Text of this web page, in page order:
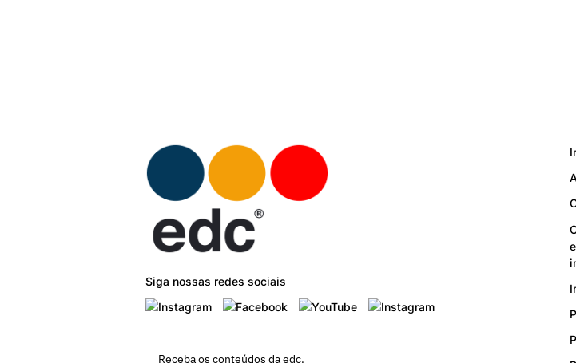
Siga nossas redes sociais
Receba os conteúdos da edc.